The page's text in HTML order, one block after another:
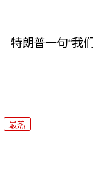
特朗普一句“我
最热